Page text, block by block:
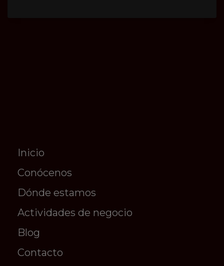
Inicio
Conócenos
Dónde estamos
Actividades de negocio
Blog
Contacto